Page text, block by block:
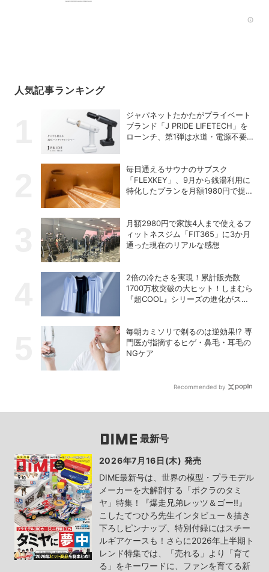
人気記事ランキング
ジャパネットたかたがプライベート
ブランド「J PRIDE LIFETECH」を
ローンチ、第1弾は水道・電源不要
毎日通えるサウナのサブスク
「FLEXKEY」、9月から銭湯利用に
特化したプランを月額1980円で提供
月額2980円で家族4人まで使えるフ
ィットネスジム「FIT365」に3か月
通った現在のリアルな感想
2倍の冷たさを実現！累計販売数
1700万枚突破の大ヒット！しまむら
『超COOL』シリーズの進化がスゴ
毎朝カミソリで剃るのは逆効果!? 専
門医が指摘するヒゲ・鼻毛・耳毛の
NGケア
Recommended by
最新号
2026年7月16日(木) 発売
DIME最新号は、世界の模型・プラモデル
メーカーを大解剖する「ボクラのタミ
ヤ」特集！『爆走兄弟レッツ＆ゴー!!』
こしたてつひろ先生インタビュー＆描き
下ろしピンナップ、特別付録にはスチー
ルギアケースも！さらに2026年上半期ト
レンド特集では、「売れる」より「育て
る」をキーワードに、ファンを育てる新